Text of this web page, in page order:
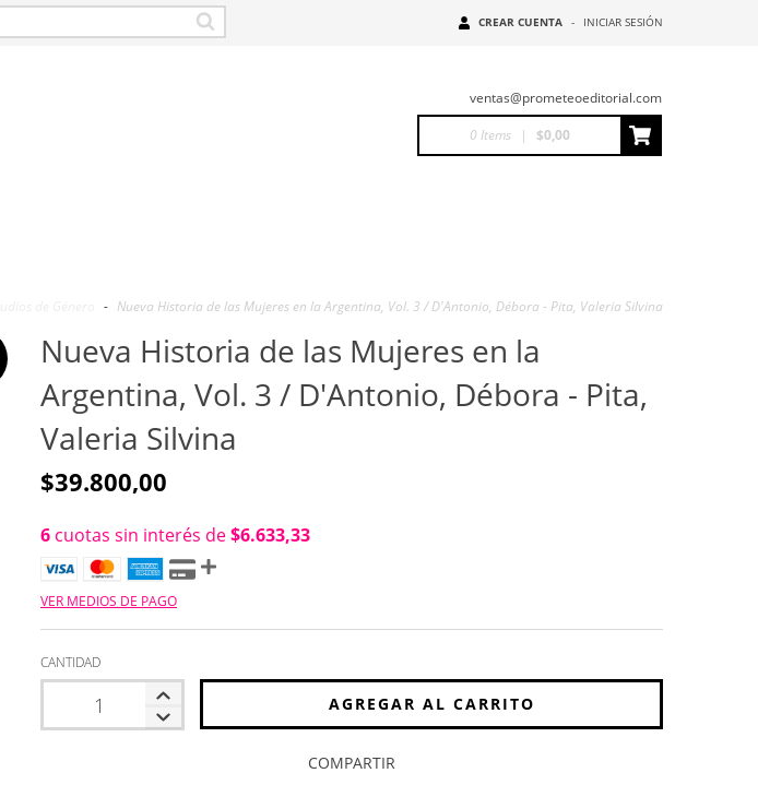
CREAR CUENTA - INICIAR SESIÓN
ventas@prometeoeditorial.com
0 Items | $0,00
- Nueva Historia de las Mujeres en la Argentina, Vol. 3 / D'Antonio, Débora - Pita, Valeria Silvina
Nueva Historia de las Mujeres en la
Argentina, Vol. 3 / D'Antonio, Débora - Pita,
Valeria Silvina
$39.800,00
6 cuotas sin interés de$6.633,33
VER MEDIOS DE PAGO
CANTIDAD
COMPARTIR